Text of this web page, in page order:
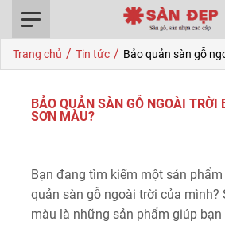
Trang chủ / Tin tức / Bảo quản sàn gỗ
BẢO QUẢN SÀN GỖ NGOÀI TRỜI
SƠN MÀU?
Bạn đang tìm kiếm một sản
quản sàn gỗ ngoài trời của mình?
màu là những sản phẩm giúp bạn